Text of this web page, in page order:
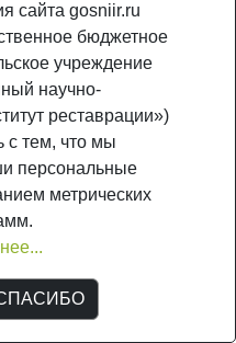
сайта gosniir.ru
бюджетное
учреждение
научно-
реставрации»)
с тем, что мы
персональные
метрических